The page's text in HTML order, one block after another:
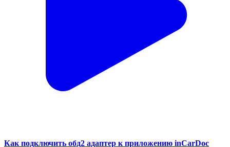
Как подключить обд2 адаптер к приложению inCarDoc